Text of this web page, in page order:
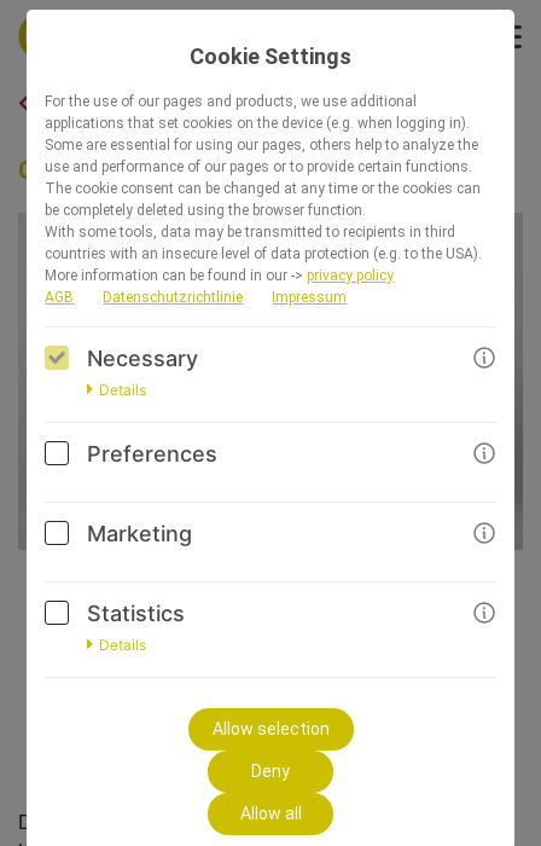
BACK
Gelenke gut, alles gut - Praktische Übungen
99,00€
GO TO CHECKOUT
Der Kurs zum gleichnamigen Buch, das ich mit Ayurveda-
Cookie Settings
For the use of our pages and products, we use additional
applications that set cookies on the device (e.g. when logging in).
Some are essential for using our pages, others help to analyze the
use and performance of our pages or to provide certain functions.
The cookie consent can be changed at any time or the cookies can
be completely deleted using the browser function.
With some tools, data may be transmitted to recipients in third
countries with an insecure level of data protection (e.g. to the USA).
More information can be found in our ->privacy policy
AGB
Datenschutzrichtlinie Impressum
Necessary
Details
Preferences
Marketing
Statistics
Details
Allow selection
Deny
Allow all